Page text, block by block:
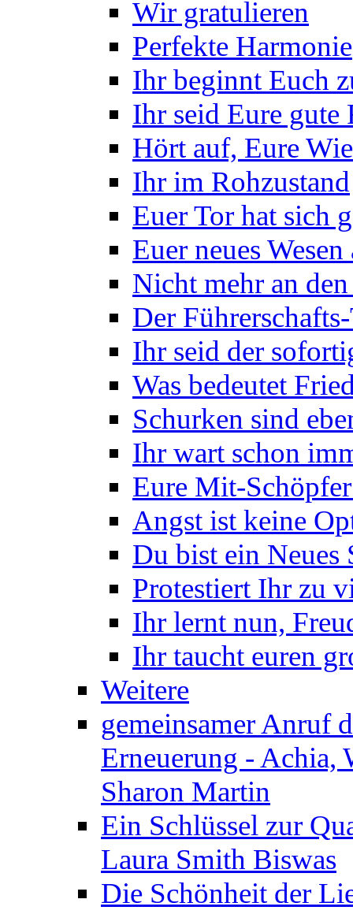
Wir gratulieren
Perfekte Harmonie
Ihr beginnt Euch
Ihr seid Eure gute
Hört auf, Eure
Ihr im Rohzustand
Euer Tor hat sich
Euer neues
Nicht mehr an
Der
Ihr seid der
Was bedeutet
Schurken sind
Ihr wart schon
Eure Mit-
Angst ist keine
Du bist ein
Protestiert Ihr zu
Ihr lernt nun,
Ihr taucht euren
Weitere
gemeinsamer Anruf
Erneuerung - Achia,
Sharon Martin
Ein Schlüssel zur
Laura Smith Biswas
Die Schönheit der